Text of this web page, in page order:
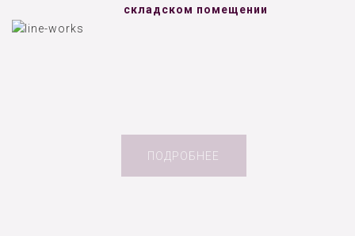
складском помещении
ПОДРОБНЕЕ